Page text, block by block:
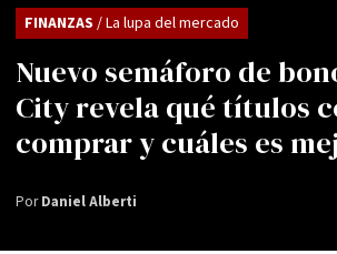
Nuevo semáforo de
City revela qué títulos
comprar y cuáles es
FINANZAS / La lupa del mercado
PorDaniel Alberti